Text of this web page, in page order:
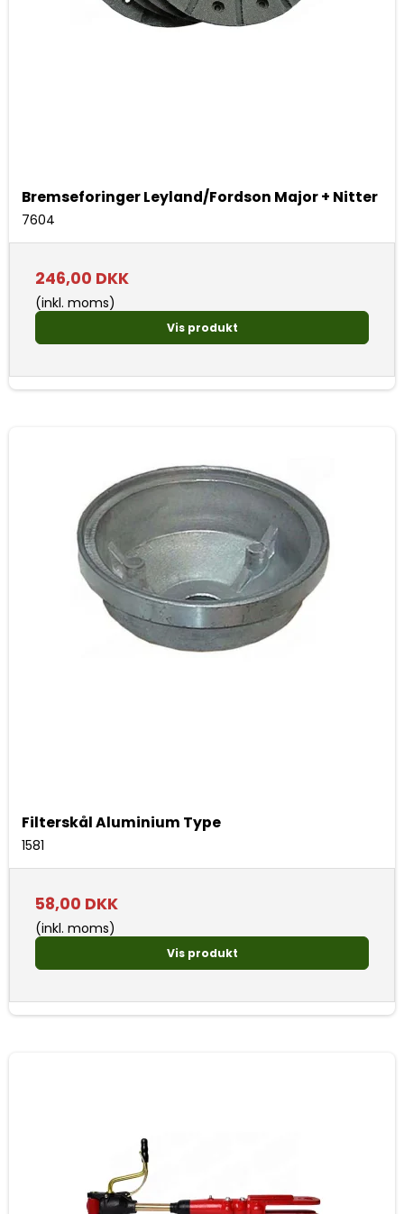
Bremseforinger Leyland/Fordson Major + Nitter
7604
246,00 DKK
(inkl. moms)
Vis produkt
Filterskål Aluminium Type
1581
58,00 DKK
(inkl. moms)
Vis produkt